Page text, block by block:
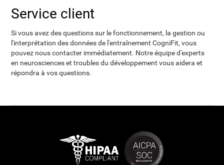
Service client
Si vous avez des questions sur le fonctionnement, la gestion ou
l'interprétation des données de l'entraînement CogniFit, vous
pouvez nous contacter immédiatement. Notre équipe d'experts
en neurosciences et troubles du développement vous aidera et
répondra à vos questions.